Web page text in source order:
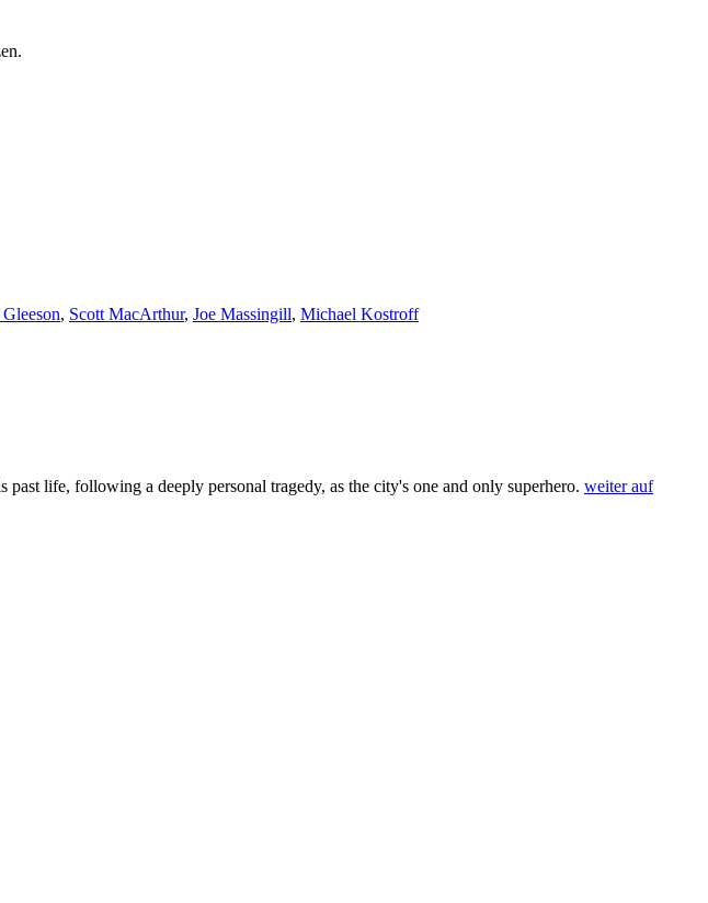
, Scott MacArthur, Joe Massingill, Michael Kostroff
life, following a deeply personal tragedy, as the city's one and only superhero. weiter auf